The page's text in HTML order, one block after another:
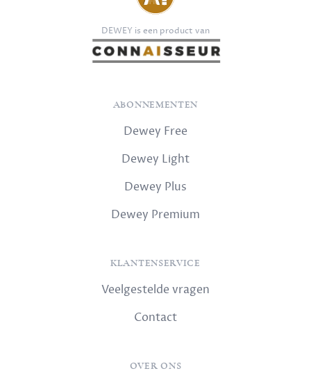
DEWEY is een product van
ABONNEMENTEN
Dewey Free
Dewey Light
Dewey Plus
Dewey Premium
KLANTENSERVICE
Veelgestelde vragen
Contact
OVER ONS